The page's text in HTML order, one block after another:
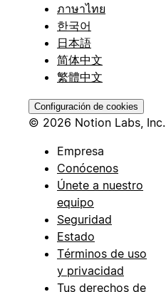
ภาษาไทย
한국어
日本語
简体中文
繁體中文
Configuración de cookies
© 2026 Notion Labs, Inc.
Empresa
Conócenos
Únete a nuestro
equipo
Seguridad
Estado
Términos de uso
y privacidad
Tus derechos de